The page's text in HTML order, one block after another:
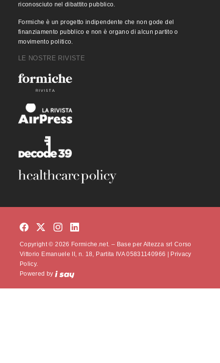
riconosciuto nel dibattito pubblico.
Formiche è un progetto indipendente che non gode del
finanziamento pubblico e non è organo di alcun partito o
movimento politico.
LE NOSTRE RIVISTE
Copyright © 2026 Formiche.net. – Base per Altezza srl Corso
Vittorio Emanuele II, n. 18, Partita IVA 05831140966 |
Privacy
Policy.
Powered by